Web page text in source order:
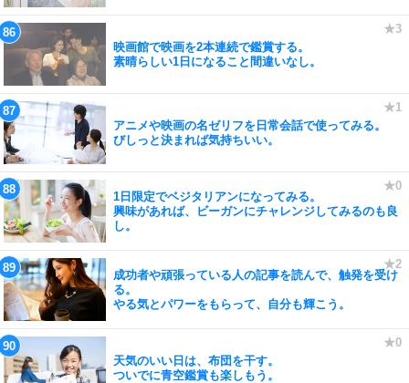
映画館で映画を2本連続で鑑賞する。
素晴らしい1日になること間違いなし。
アニメや映画の名ゼリフを日常会話で使ってみる。
びしっと決まれば気持ちいい。
1日限定でベジタリアンになってみる。
興味があれば、ビーガンにチャレンジしてみるのも良
し。
成功者や頑張っている人の記事を読んで、触発を受け
る。
やる気とパワーをもらって、自分も輝こう。
天気のいい日は、布団を干す。
ついでに青空鑑賞も楽しもう。